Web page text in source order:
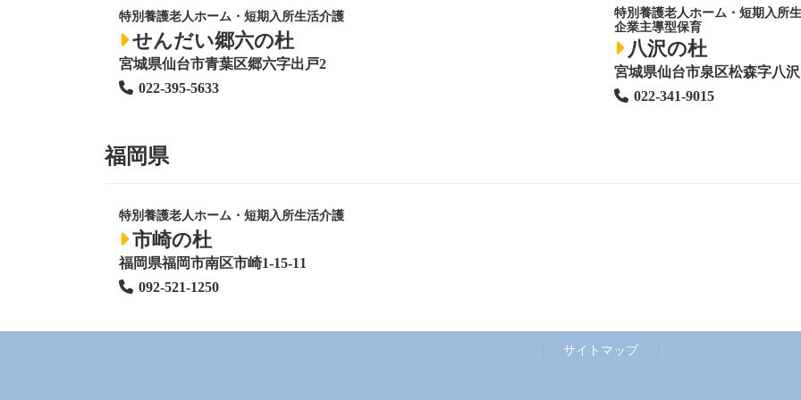
特別養護老人ホーム ・短期入所生活介護
せんだい郷六の杜
宮城県仙台市青葉区郷六字出戸2
022-395-5633
特別養護老人ホーム ・短期入所
企業主導型保育
八沢の杜
宮城県仙台市泉区松森字八沢
022-341-9015
福岡県
特別養護老人ホーム ・短期入所生活介護
市崎の杜
福岡県福岡市南区市崎1-15-11
092-521-1250
サイトマップ